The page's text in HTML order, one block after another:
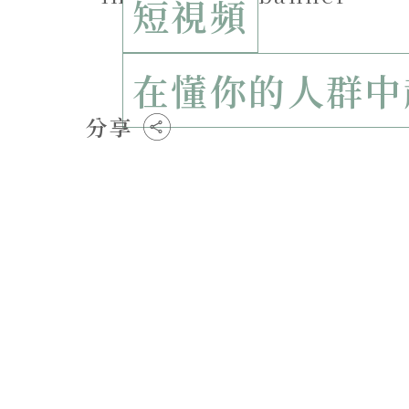
短視頻
在懂你的人群
分享